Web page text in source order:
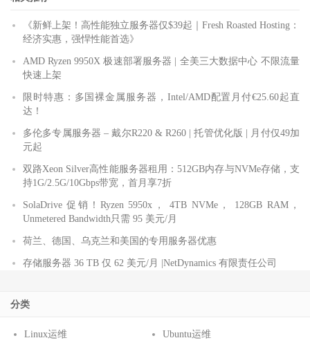
《新鲜上架！高性能独立服务器仅$39起｜Fresh Roasted Hosting：
经济实惠，强悍性能首选》
AMD Ryzen 9950X 极速部署服务器 | 全美三大数据中心 不限流量
快速上架
限时特惠：多国裸金属服务器，Intel/AMD配置月付€25.60起直
达！
多伦多专属服务器 – 戴尔R220 & R260 | 托管优化版 | 月付仅49加
元起
双路Xeon Silver高性能服务器租用：512GB内存与NVMe存储，支
持1G/2.5G/10Gbps带宽，首月享7折
SolaDrive 促销！Ryzen 5950x， 4TB NVMe， 128GB RAM，
Unmetered Bandwidth只需 95 美元/月
荷兰、德国、乌克兰和美国的专用服务器优惠
存储服务器 36 TB 仅 62 美元/月 |NetDynamics 有限责任公司
分类
Linux运维
Ubuntu运维